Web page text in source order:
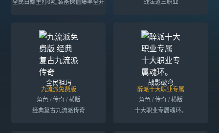
全民白嫖主打0氪,装备保值爆率全开
战法道三职业
全民祖玛
九流派免费版
角色 / 传奇 / 横版
经典复古九流派传奇
战影破穹
醉派十大职业专属
角色 / 传奇 / 横版
十大职业专属魂环。